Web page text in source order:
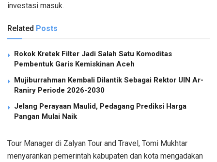
investasi masuk.
Related Posts
Rokok Kretek Filter Jadi Salah Satu Komoditas
Pembentuk Garis Kemiskinan Aceh
Mujiburrahman Kembali Dilantik Sebagai Rektor UIN Ar-
Raniry Periode 2026-2030
Jelang Perayaan Maulid, Pedagang Prediksi Harga
Pangan Mulai Naik
Tour Manager di Zalyan Tour and Travel, Tomi Mukhtar
menyarankan pemerintah kabupaten dan kota mengadakan